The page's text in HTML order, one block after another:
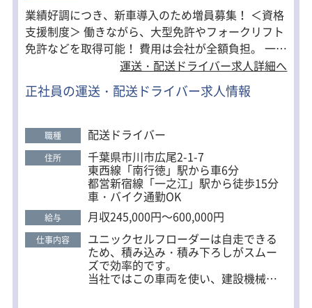
を、繰り返します。
※車庫：東京都江戸川区臨海町／千葉
県 市川市広尾
＜研修＞
2週間～3ヶ月
習熟度に合わせて研修を実施。
慣れるまで先輩が同乗します！
業績好調につき、新車導入のため増員募集！ ＜資格
支援制度＞ 働きながら、大型免許やフォークリフト
免許などを取得可能！ 費用は会社が全額負担。 一生
役立つ資格を手に入れるチャンスです。 ＜高収入を
目指す方＞ 賞与年2回／昇給年1回／平均月収40万円
～50万円 休日出勤や夜間勤務も可能なので、さらに
は、理想的な環境が整っています！ ＜働きやすい職
場＞ 週休2日制（土日祝休み）／長距離なし 柔軟な
働き方で、あなたのライフスタイルに合わせた働き
方が実現できます。 ＜Ｇマーク認定＞ 荷主からの信
頼バツグン！優良なトラック運送事業者です。 ※全
日本トラック協会が安全性向上の取り組みを実施し
た会社に対する認定制度 ＜仕事と私生活を両立した
い人に＞ 年間休日はたっぷり119日。 年末年始や
GW・お盆などの連休もしっかりあるから、旅行や
趣味も思いきり楽しめます。 面接は私服OKです。
運送・配送ドライバー求人詳細へ
正社員の運送・配送ドライバー求人情報
職種 配送ドライバー
住所 千葉県市川市広尾2-1-7
東西線「南行徳」駅から車6分
都営新宿線「一之江」駅から徒歩15分
車・バイク通勤OK
給与 月収245,000円～600,000円
仕事内容 ユニックセルフローダーは自走できる
ため、積み込み・積み下ろしがスムー
ズで効率的です。
当社ではこの車両を使い、建設機械や